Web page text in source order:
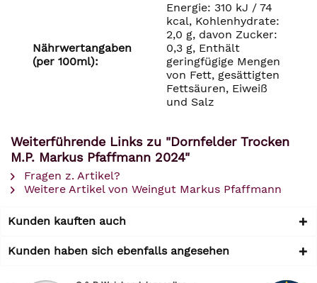
Nährwertangaben
(per 100ml):
Energie: 310 kJ / 74
kcal, Kohlenhydrate:
2,0 g, davon Zucker:
0,3 g, Enthält
geringfügige Mengen
von Fett, gesättigten
Fettsäuren, Eiweiß
und Salz
Weiterführende Links zu "Dornfelder Trocken
M.P. Markus Pfaffmann 2024"
Fragen z. Artikel?
Weitere Artikel von Weingut Markus Pfaffmann
Kunden kauften auch
Kunden haben sich ebenfalls angesehen